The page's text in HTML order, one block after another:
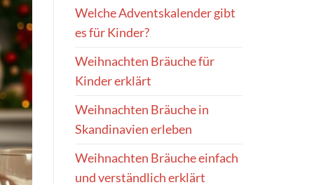
Welche Adventskalender gibt
es für Kinder?
Weihnachten Bräuche für
Kinder erklärt
Weihnachten Bräuche in
Skandinavien erleben
Weihnachten Bräuche einfach
und verständlich erklärt